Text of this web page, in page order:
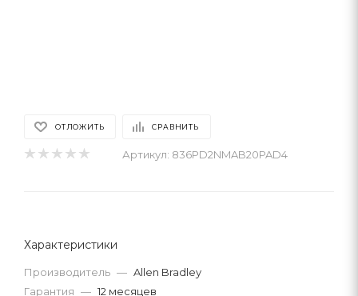
ОТЛОЖИТЬ СРАВНИТЬ
Артикул: 836PD2NMAB20PAD4
Характеристики
Производитель — Allen Bradley
Гарантия — 12 месяцев